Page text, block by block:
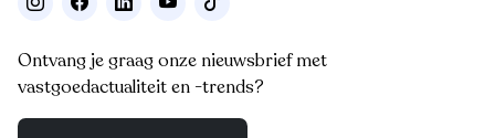
Ontvang je graag onze nieuwsbrief met
vastgoedactualiteit en -trends?